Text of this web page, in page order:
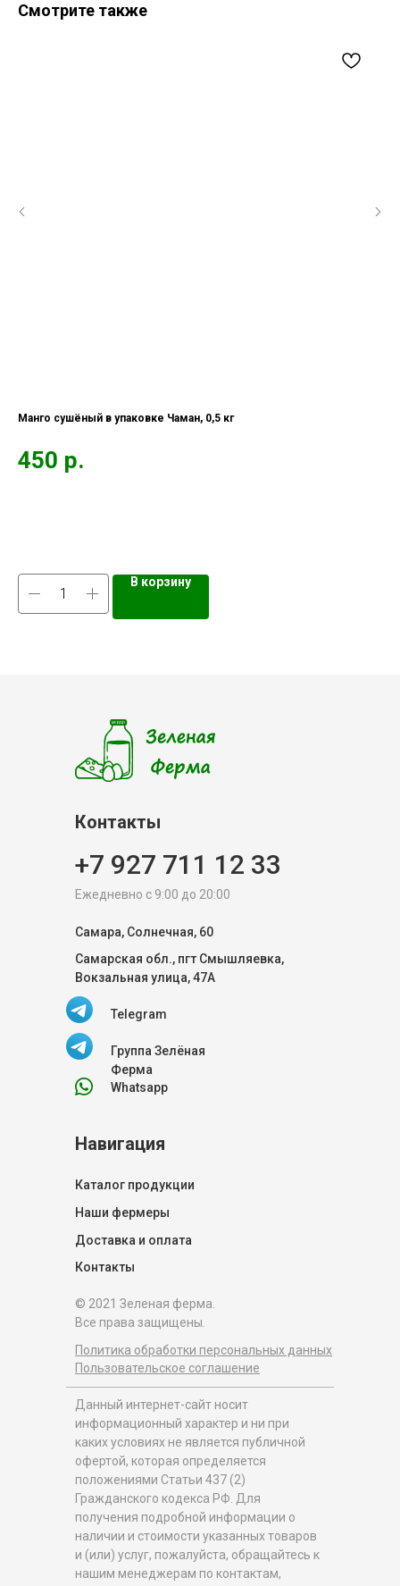
Смотрите также
Манго сушёный в упаковке Чаман, 0,5 кг
450 р.
В корзину
Контакты
Ежедневно с 9:00 до 20:00
© 2021 Зеленая ферма.
Все права защищены.
Данный интернет-сайт носит
информационный характер и ни при
каких условиях не является публичной
офертой, которая определяется
положениями Статьи 437 (2)
Гражданского кодекса РФ. Для
получения подробной информации о
наличии и стоимости указанных товаров
и (или) услуг, пожалуйста, обращайтесь к
нашим менеджерам по контактам,
Политика обработки персональных данных
Пользовательское соглашение
Самарская обл., пгт Смышляевка,
Вокзальная улица, 47А
Самара, Солнечная, 60
Наши фермеры
Доставка и оплата
Контакты
Каталог продукции
Telegram
Группа Зелёная
Ферма
Whatsapp
+7 927 711 12 33
Навигация